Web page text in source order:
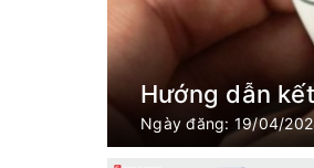
Hướng dẫn
Ngày đăng: 19/04/